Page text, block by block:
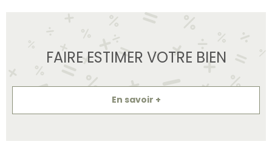
FAIRE ESTIMER VOTRE BIEN
En savoir +